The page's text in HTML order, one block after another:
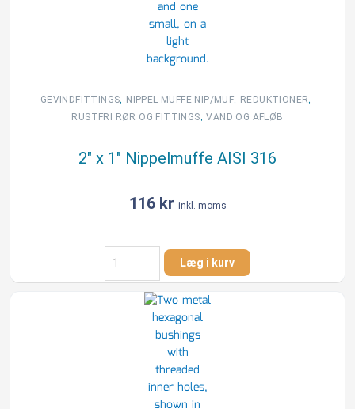
GEVINDFITTINGS, NIPPEL MUFFE NIP/MUF, REDUKTIONER,
RUSTFRI RØR OG FITTINGS,VAND OG AFLØB
2″ x 1″ Nippelmuffe AISI 316
116 kr inkl. moms
2"
1"
Nippelmuffe
Læg i kurv